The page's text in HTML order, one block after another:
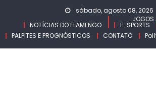
content
sábado, agosto 08, 2026
NOTÍCIAS DO FLAMENGO
JOGOS
E-SPORTS
PALPITES E PROGNÓSTICOS
CONTATO